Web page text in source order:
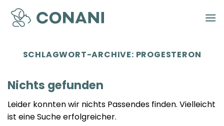
Zum
Inhalt
springen
SCHLAGWORT-ARCHIVE: PROGESTERON
Nichts gefunden
Leider konnten wir nichts Passendes finden. Vielleicht
ist eine Suche erfolgreicher.